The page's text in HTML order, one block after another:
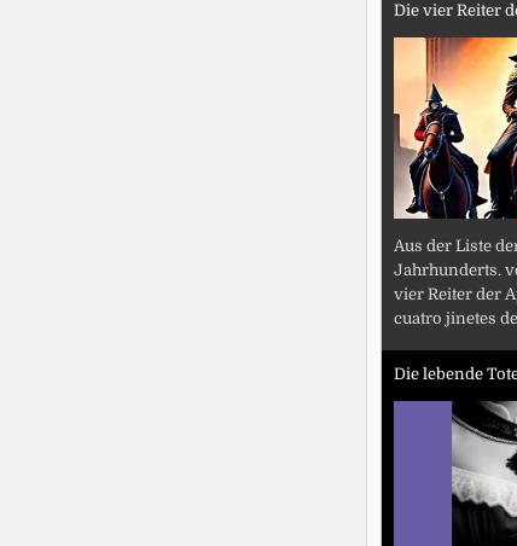
Die vier Reiter
Aus der Liste
Jahrhunderts.
vier Reiter der
cuatro jinetes
Die lebende